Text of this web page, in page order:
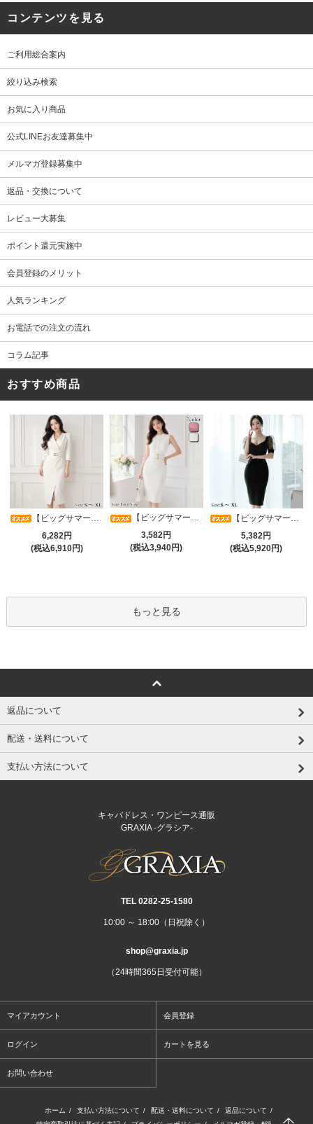
コンテンツを見る
ご利用総合案内
絞り込み検索
お気に入り商品
公式LINEお友達募集中
メルマガ登録募集中
返品・交換について
レビュー大募集
ポイント還元実施中
会員登録のメリット
人気ランキング
お電話での注文の流れ
コラム記事
おすすめ商品
【ビッグサマーセール対象品】アシメカシュクール7分袖ワンピース(キャバドレス・CABARETDRESS)
6,282円
(税込6,910円)
【ビッグサマーセール対象品】タイトなボディラインが引き立つニットワンピース(キャバドレス・CABARETDRESS)
3,582円
(税込3,940円)
【ビッグサマーセール対象品】光沢シアースリーブが軽やかなカシュクールVネックドレープミディドレス(キャバドレス・CABARETDRESS)
5,382円
(税込5,920円)
もっと見る
返品について
配送・送料について
支払い方法について
キャバドレス・ワンピース通販
GRAXIA -グラシア-
TEL 0282‐25‐1580
10:00 ～ 18:00（日祝除く）
shop@graxia.jp
（24時間365日受付可能）
マイアカウント 会員登録
ログイン カートを見る
お問い合わせ
ホーム / 支払い方法について / 配送・送料について / 返品について /